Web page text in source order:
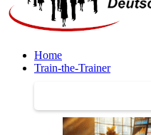
Home
Train-the-Trainer